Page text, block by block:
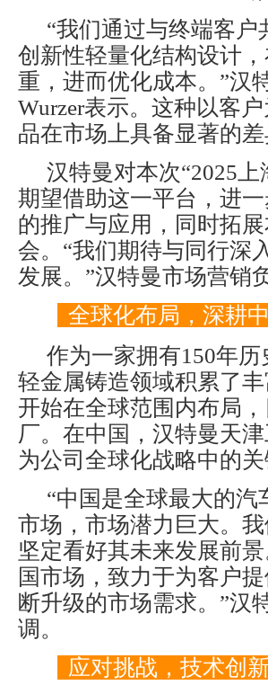
“我们通过与终端客
创新性轻量化结构设计
重，进而优化成本。”汉
Wurzer表示。这种以客
品在市场上具备显著的差
汉特曼对本次“2025
期望借助这一平台，进
的推广与应用，同时拓
会。“我们期待与同行深
发展。”汉特曼市场营销
全球化布局，深耕
作为一家拥有150年
轻金属铸造领域积累了
开始在全球范围内布局
厂。在中国，汉特曼天
为公司全球化战略中的关
“中国是全球最大的
市场，市场潜力巨大。
坚定看好其未来发展前
国市场，致力于为客户
断升级的市场需求。”汉
调。
应对挑战，技术创